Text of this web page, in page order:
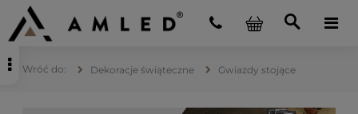
Dekoracje świąteczne Gwiazdy stojące